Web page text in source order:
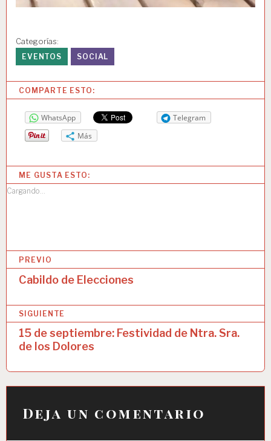
Categorías:
EVENTOS
SOCIAL
COMPARTE ESTO:
WhatsApp
Telegram
Más
ME GUSTA ESTO:
Cargando...
N
v
e
g
c
PREVIO
Cabildo de Elecciones
SIGUIENTE
15 de septiembre: Festividad de Ntra. Sra.
de los Dolores
Deja un comentario